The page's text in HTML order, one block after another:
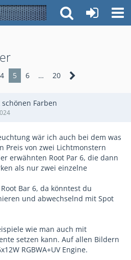
4 5 6 … 20
Farben
wär ich auch bei dem was
Preis von zwei Lichtmonstern
erwähnten Root Par 6, die dann
als nur zwei einzelne
Bar 6, da könntest du
und abwechselnd mit Spot
wie man auch mit
setzen kann. Auf allen Bildern
RGBWA+UV Engine.